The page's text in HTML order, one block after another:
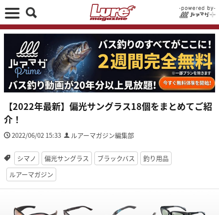
【2022年最新】偏光サングラス18個をまとめてご紹
介！
2022/06/02 15:33 ルアーマガジン編集部
シマノ 偏光サングラス ブラックバス
釣り用品
ルアーマガジン